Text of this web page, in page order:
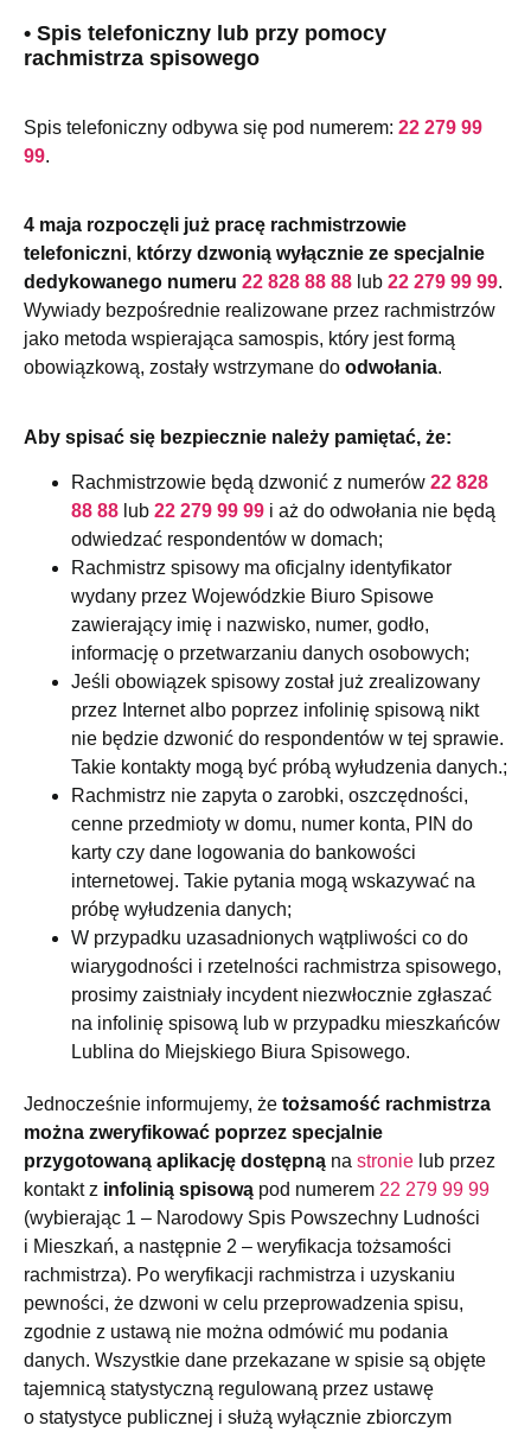
• Spis telefoniczny lub przy pomocy
rachmistrza spisowego
Spis telefoniczny odbywa się pod numerem: 22 279 99
99.
4 maja rozpoczęli już pracę rachmistrzowie
telefoniczni, którzy dzwonią wyłącznie ze specjalnie
dedykowanego numeru 22 828 88 88 lub 22 279 99 99.
Wywiady bezpośrednie realizowane przez rachmistrzów
jako metoda wspierająca samospis, który jest formą
obowiązkową, zostały wstrzymane do odwołania.
Aby spisać się bezpiecznie należy pamiętać, że:
Rachmistrzowie będą dzwonić z numerów 22 828
88 88 lub 22 279 99 99 i aż do odwołania nie będą
odwiedzać respondentów w domach;
Rachmistrz spisowy ma oficjalny identyfikator
wydany przez Wojewódzkie Biuro Spisowe
zawierający imię i nazwisko, numer, godło,
informację o przetwarzaniu danych osobowych;
Jeśli obowiązek spisowy został już zrealizowany
przez Internet albo poprzez infolinię spisową nikt
nie będzie dzwonić do respondentów w tej sprawie.
Takie kontakty mogą być próbą wyłudzenia danych.;
Rachmistrz nie zapyta o zarobki, oszczędności,
cenne przedmioty w domu, numer konta, PIN do
karty czy dane logowania do bankowości
internetowej. Takie pytania mogą wskazywać na
próbę wyłudzenia danych;
W przypadku uzasadnionych wątpliwości co do
wiarygodności i rzetelności rachmistrza spisowego,
prosimy zaistniały incydent niezwłocznie zgłaszać
na infolinię spisową lub w przypadku mieszkańców
Lublina do Miejskiego Biura Spisowego.
Jednocześnie informujemy, że tożsamość rachmistrza
można zweryfikować poprzez specjalnie
przygotowaną aplikację dostępną na stronie lub przez
kontakt z infolinią spisową pod numerem 22 279 99 99
(wybierając 1 – Narodowy Spis Powszechny Ludności
i Mieszkań, a następnie 2 – weryfikacja tożsamości
rachmistrza). Po weryfikacji rachmistrza i uzyskaniu
pewności, że dzwoni w celu przeprowadzenia spisu,
zgodnie z ustawą nie można odmówić mu podania
danych. Wszystkie dane przekazane w spisie są objęte
tajemnicą statystyczną regulowaną przez ustawę
o statystyce publicznej i służą wyłącznie zbiorczym